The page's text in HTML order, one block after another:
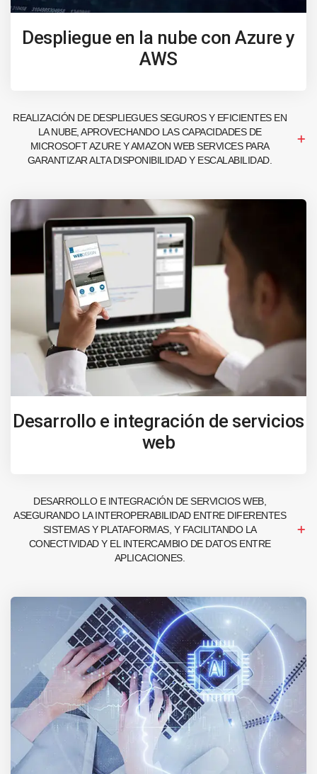
Despliegue en la nube con Azure y
AWS
REALIZACIÓN DE DESPLIEGUES SEGUROS Y EFICIENTES EN
LA NUBE, APROVECHANDO LAS CAPACIDADES DE
MICROSOFT AZURE Y AMAZON WEB SERVICES PARA
GARANTIZAR ALTA DISPONIBILIDAD Y ESCALABILIDAD.
Desarrollo e integración de servicios
web
DESARROLLO E INTEGRACIÓN DE SERVICIOS WEB,
ASEGURANDO LA INTEROPERABILIDAD ENTRE DIFERENTES
SISTEMAS Y PLATAFORMAS, Y FACILITANDO LA
CONECTIVIDAD Y EL INTERCAMBIO DE DATOS ENTRE
APLICACIONES.